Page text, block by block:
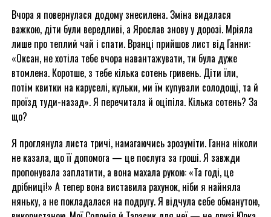
Вчора я повернулася додому знесилена. Зміна видалася
важкою, діти були вередливі, а Ярослав знову у дорозі. Мріяла
лише про теплий чай і спати. Вранці прийшов лист від Ганни:
«Оксан, не хотіла тебе вчора навантажувати, ти була дуже
втомлена. Коротше, з тебе кілька сотень гривень. Діти їли,
потім квитки на каруселі, кульки, ми їм купували солодощі, та й
проїзд туди-назад». Я перечитала й оціпіла. Кілька сотень? За
що?
Я проглянула листа тричі, намагаючись зрозуміти. Ганна ніколи
не казала, що її допомога — це послуга за гроші. Я завжди
пропонувала заплатити, а вона махала рукою: «Та годі, це
дрібниці!» А тепер вона виставила рахунок, ніби я найняла
няньку, а не покладалася на подругу. Я відчула себе обманутою,